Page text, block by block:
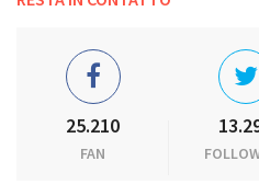
25.210
FAN